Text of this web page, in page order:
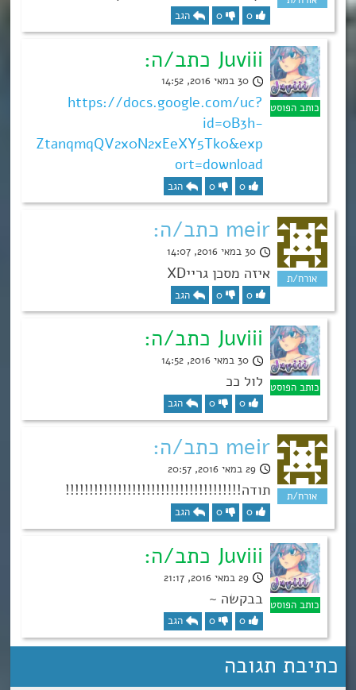
0
0 הגב
Juviii כתב/ה:
30 במאי 2016, 14:52
https://docs.google.com/uc?
id=0B3h-
ZtanqmqQV2x0N2xEeXY5Tk0&exp
ort=download
0
0 הגב
meir כתב/ה:
30 במאי 2016, 14:07
איזה מסכן גרייXD
0
0 הגב
Juviii כתב/ה:
30 במאי 2016, 14:52
לול ככ
0
0 הגב
meir כתב/ה:
29 במאי 2016, 20:57
תודה!!!!!!!!!!!!!!!!!!!!!!!!!!!!!!!!!!!!!
0
0 הגב
Juviii כתב/ה:
29 במאי 2016, 21:17
בבקשה ~
0
0 הגב
כתיבת תגובה